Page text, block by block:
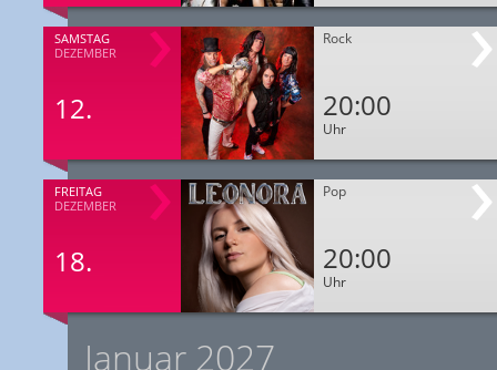
SAMSTAG
DEZEMBER
12.
Rock
20:00
Uhr
FREITAG
DEZEMBER
18.
Pop
20:00
Uhr
Januar 2027